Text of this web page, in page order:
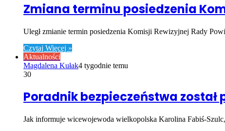
Zmiana terminu posiedzenia
Uległ zmianie termin posiedzenia Komisji Rewizyjnej Rady
Czytaj Więcej »
Aktualności
Magdalena Kułak4 tygodnie temu
30
Poradnik bezpieczeństwa
Jak informuje wicewojewoda wielkopolska Karolina Fabiś-